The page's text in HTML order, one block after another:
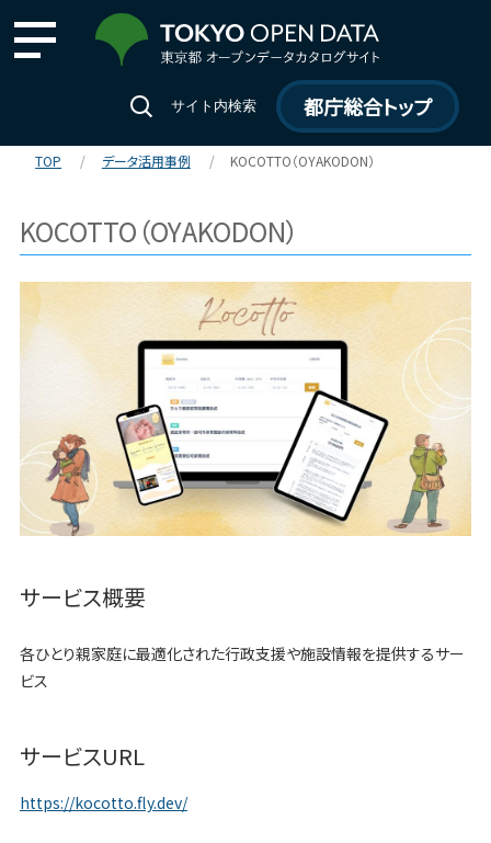
サイト内検索 都庁総合トップ
TOP データ活用事例 KOCOTTO（OYAKODON）
KOCOTTO（OYAKODON）
サービス概要
各ひとり親家庭に最適化された行政支援や施設情報を提供するサー
ビス
サービスURL
https://kocotto.fly.dev/